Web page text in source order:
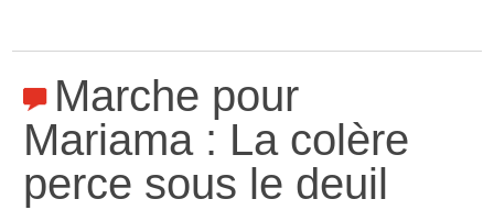
Marche pour
Mariama : La colère
perce sous le deuil